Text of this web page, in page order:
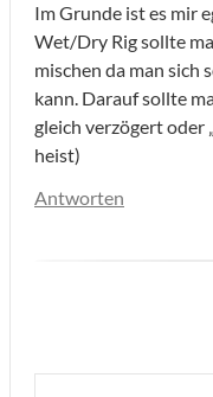
Im Grunde ist es mir
Wet/Dry Rig sollte
mischen da man sich
kann. Darauf sollte
gleich verzögert oder
heist)
Antworten